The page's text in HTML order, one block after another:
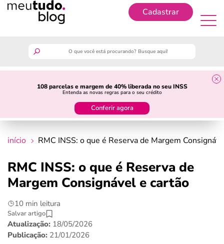
Cadastrar
108 parcelas e margem de 40% liberada no seu INSS
Entenda as novas regras para o seu crédito
Conferir agora
guia do trabalhador
crédito fácil
últimas notícias
ferramentas
início RMC INSS: o que é Reserva de Margem
RMC INSS: o que é Reserva de
Margem Consignável e cartão
10 min leitura
Salvar artigo
Atualização: 18/05/2026
Publicação: 21/01/2026